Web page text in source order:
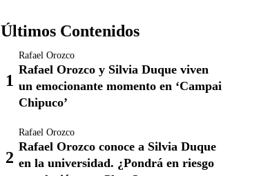
Últimos Contenidos
Rafael Orozco
Rafael Orozco y Silvia Duque viven
un emocionante momento en ‘Campai
Chipuco’
Rafael Orozco
Rafael Orozco conoce a Silvia Duque
en la universidad. ¿Pondrá en riesgo